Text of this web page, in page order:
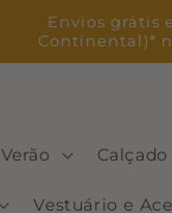
Envios grátis
Continental)*
Verão
Vestuário e